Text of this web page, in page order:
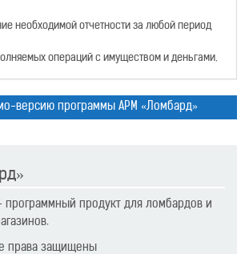
необходимой отчетности за любой период
операций с имуществом и деньгами.
версию программы АРМ «Ломбард»
продукт для ломбардов и
права защищены